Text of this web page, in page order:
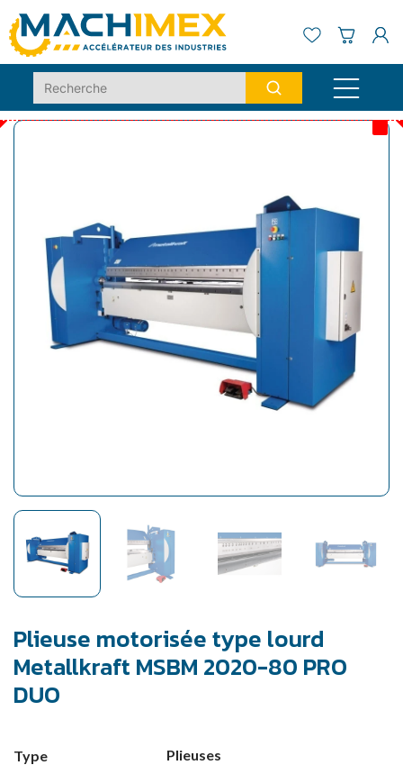
Plieuse motorisée type lourd
Metallkraft MSBM 2020-80 PRO
DUO
Type Plieuses